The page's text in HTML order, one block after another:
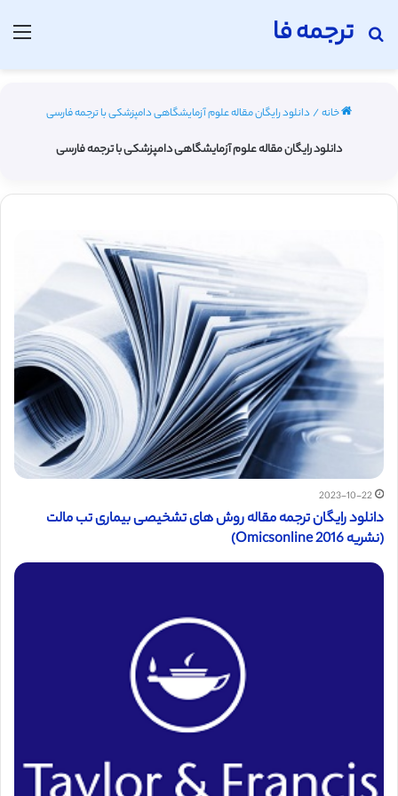
ترجمه فا
جستجو برای
خانه/ دانلود رایگان مقاله علوم آزمایشگاهی دامپزشكی با ترجمه فارسی
دانلود رایگان مقاله علوم آزمایشگاهی دامپزشكی با ترجمه فارسی
2023-10-22
دانلود رایگان ترجمه مقاله روش های تشخیصی بیماری تب مالت
(نشریه Omicsonline 2016)